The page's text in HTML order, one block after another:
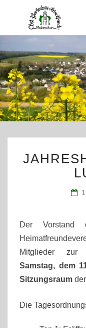
Der Vorstand
Mitglieder zur
Samstag, dem
Sitzungsraum der
Die